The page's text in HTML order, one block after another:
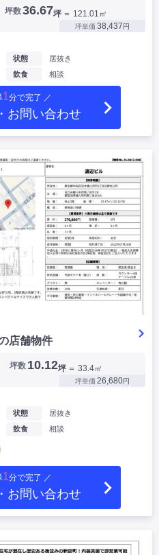
坪数36.67坪 ＝ 121.01㎡
坪単価 38,437円
状態
居抜き
飲食
相談
1分で完了 ／
お問い合わせ
店舗物件
坪数 10.12坪 ＝ 33.4㎡
坪単価 26,680円
状態
居抜き
飲食
相談
1分で完了 ／
お問い合わせ